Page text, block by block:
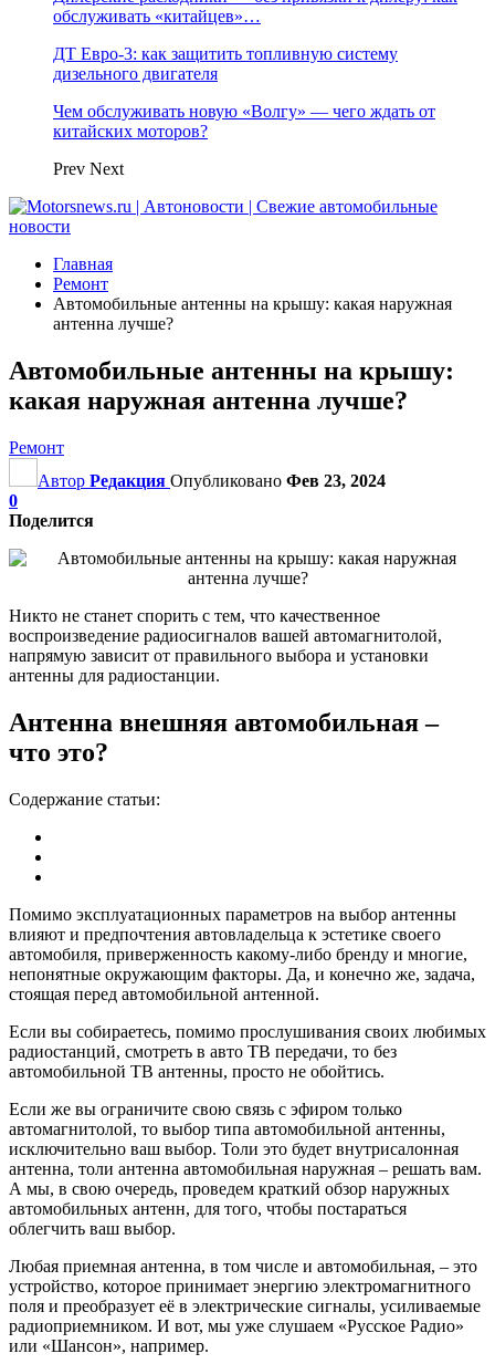
обслуживать «китайцев»…
ДТ Евро-3: как защитить топливную систему
дизельного двигателя
Чем обслуживать новую «Волгу» — чего ждать от
китайских моторов?
Prev Next
Главная
Ремонт
Автомобильные антенны на крышу: какая наружная
антенна лучше?
Автомобильные антенны на крышу:
какая наружная антенна лучше?
Ремонт
Автор Редакция Опубликовано Фев 23, 2024
0
Поделится
Никто не станет спорить с тем, что качественное
воспроизведение радиосигналов вашей автомагнитолой,
напрямую зависит от правильного выбора и установки
антенны для радиостанции.
Антенна внешняя автомобильная –
что это?
Содержание статьи:
Помимо эксплуатационных параметров на выбор антенны
влияют и предпочтения автовладельца к эстетике своего
автомобиля, приверженность какому-либо бренду и многие,
непонятные окружающим факторы. Да, и конечно же, задача,
стоящая перед автомобильной антенной.
Если вы собираетесь, помимо прослушивания своих любимых
радиостанций, смотреть в авто ТВ передачи, то без
автомобильной ТВ антенны, просто не обойтись.
Если же вы ограничите свою связь с эфиром только
автомагнитолой, то выбор типа автомобильной антенны,
исключительно ваш выбор. Толи это будет внутрисалонная
антенна, толи антенна автомобильная наружная – решать вам.
А мы, в свою очередь, проведем краткий обзор наружных
автомобильных антенн, для того, чтобы постараться
облегчить ваш выбор.
Любая приемная антенна, в том числе и автомобильная, – это
устройство, которое принимает энергию электромагнитного
поля и преобразует её в электрические сигналы, усиливаемые
радиоприемником. И вот, мы уже слушаем «Русское Радио»
или «Шансон», например.